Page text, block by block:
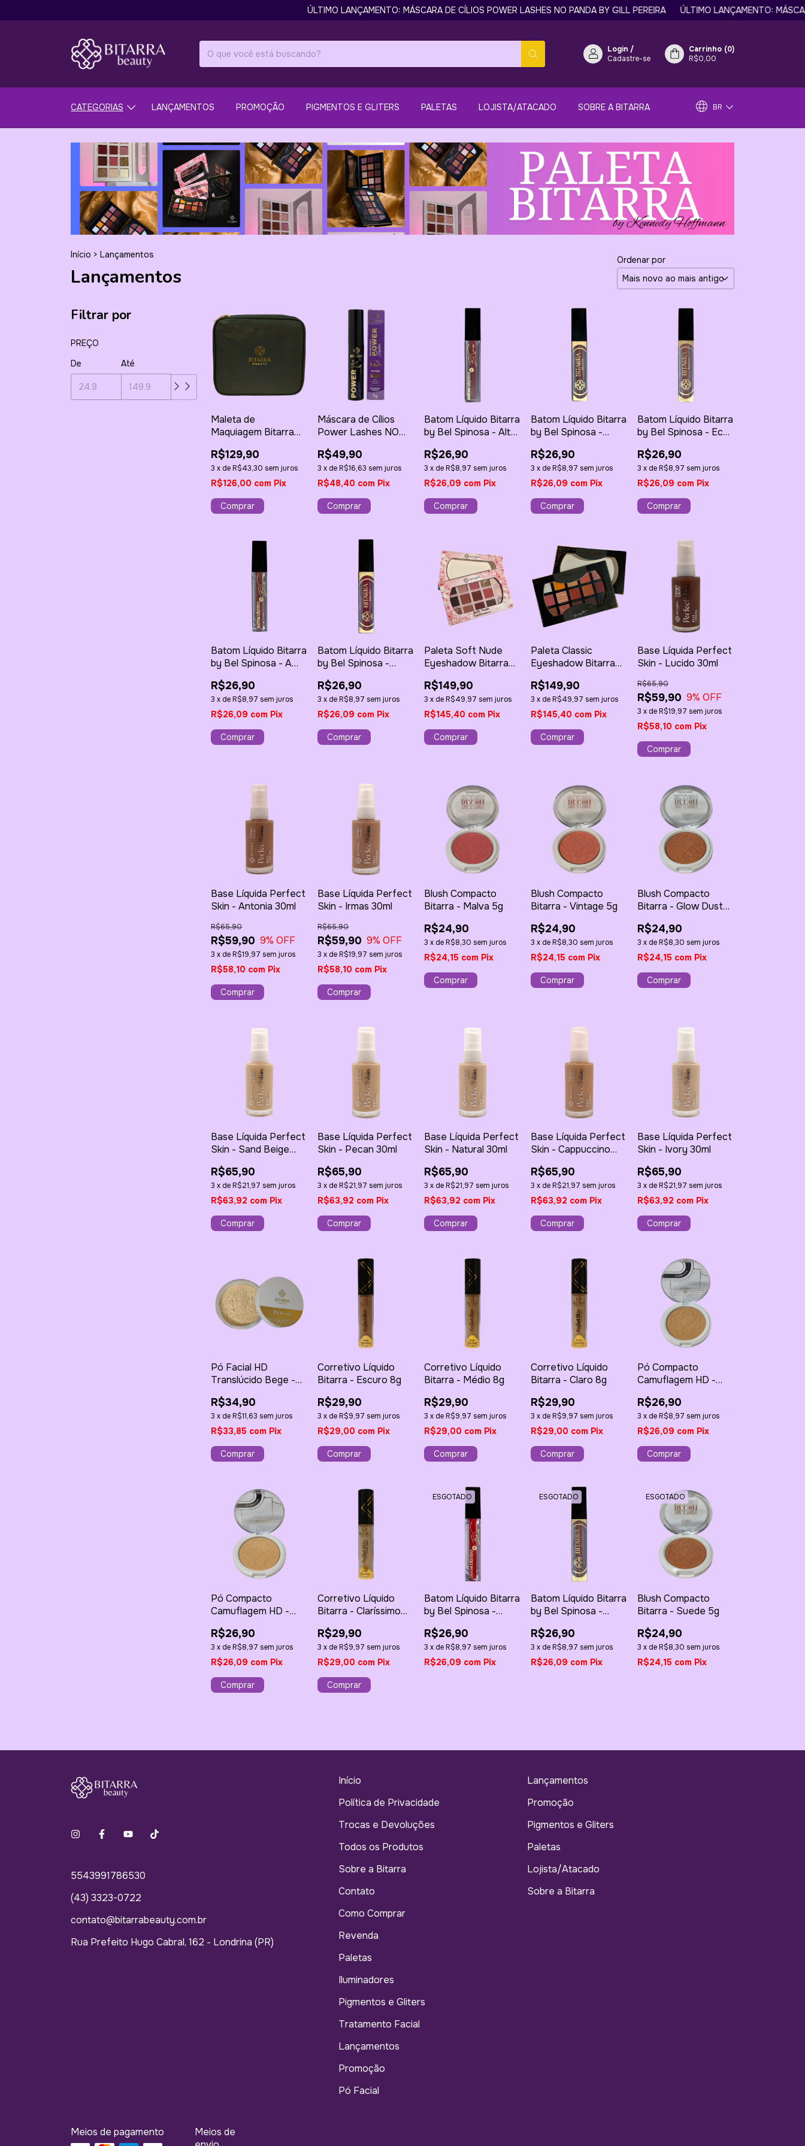
ÚLTIMO LANÇAMENTO: MÁSCARA DE CÍLIOS POWER LASHES NO PANDA BY GILL PEREIRA ÚLTIMO LANÇAMENTO: MÁSCARA
Login /
Cadastre-se
Carrinho (0)
R$0,00
CATEGORIAS LANÇAMENTOS PROMOÇÃO PIGMENTOS E GLITERS PALETAS LOJISTA/ATACADO SOBRE A BITARRA BR
Início > Lançamentos
Lançamentos
Ordenar por
Filtrar por
PREÇO
De
Até
Maleta de
Maquiagem Bitarra
R$129,90
3 x deR$43,30 sem juros
R$126,00 com Pix
Máscara de Cílios
Power Lashes NO
Pereira
R$49,90
3 x deR$16,63 sem juros
R$48,40 com Pix
Batom Líquido Bitarra
by Bel Spinosa - Alta
R$26,90
3 x deR$8,97 sem juros
R$26,09 com Pix
Batom Líquido Bitarra
by Bel Spinosa -
R$26,90
3 x deR$8,97 sem juros
R$26,09 com Pix
Batom Líquido Bitarra
by Bel Spinosa - Eco
R$26,90
3 x deR$8,97 sem juros
R$26,09 com Pix
Batom Líquido Bitarra
by Bel Spinosa - A
R$26,90
3 x deR$8,97 sem juros
R$26,09 com Pix
Batom Líquido Bitarra
by Bel Spinosa -
R$26,90
3 x deR$8,97 sem juros
R$26,09 com Pix
Paleta Soft Nude
Eyeshadow Bitarra
Hoffmann
R$149,90
3 x deR$49,97 sem juros
R$145,40 com Pix
Paleta Classic
Eyeshadow Bitarra
Hoffmann
R$149,90
3 x deR$49,97 sem juros
R$145,40 com Pix
Base Líquida Perfect
Skin - Lucido 30ml
R$59,90
R$65,90
9% OFF
3 x deR$19,97 sem juros
R$58,10 com Pix
Base Líquida Perfect
Skin - Antonia 30ml
R$59,90
R$65,90
9% OFF
3 x deR$19,97 sem juros
R$58,10 com Pix
Base Líquida Perfect
Skin - Irmas 30ml
R$59,90
R$65,90
9% OFF
3 x deR$19,97 sem juros
R$58,10 com Pix
Blush Compacto
Bitarra - Malva 5g
R$24,90
3 x deR$8,30 sem juros
R$24,15 com Pix
Blush Compacto
Bitarra - Vintage 5g
R$24,90
3 x deR$8,30 sem juros
R$24,15 com Pix
Blush Compacto
Bitarra - Glow Dust
R$24,90
3 x deR$8,30 sem juros
R$24,15 com Pix
Base Líquida Perfect
Skin - Sand Beige
R$65,90
3 x deR$21,97 sem juros
R$63,92 com Pix
Base Líquida Perfect
Skin - Pecan 30ml
R$65,90
3 x deR$21,97 sem juros
R$63,92 com Pix
Base Líquida Perfect
Skin - Natural 30ml
R$65,90
3 x deR$21,97 sem juros
R$63,92 com Pix
Base Líquida Perfect
Skin - Cappuccino
R$65,90
3 x deR$21,97 sem juros
R$63,92 com Pix
Base Líquida Perfect
Skin - Ivory 30ml
R$65,90
3 x deR$21,97 sem juros
R$63,92 com Pix
Pó Facial HD
Translúcido Bege -
R$34,90
3 x deR$11,63 sem juros
R$33,85 com Pix
Corretivo Líquido
Bitarra - Escuro 8g
R$29,90
3 x deR$9,97 sem juros
R$29,00 com Pix
Corretivo Líquido
Bitarra - Médio 8g
R$29,90
3 x deR$9,97 sem juros
R$29,00 com Pix
Corretivo Líquido
Bitarra - Claro 8g
R$29,90
3 x deR$9,97 sem juros
R$29,00 com Pix
Pó Compacto
Camuflagem HD -
R$26,90
3 x deR$8,97 sem juros
R$26,09 com Pix
Pó Compacto
Camuflagem HD -
R$26,90
3 x deR$8,97 sem juros
R$26,09 com Pix
Corretivo Líquido
Bitarra - Claríssimo
R$29,90
3 x deR$9,97 sem juros
R$29,00 com Pix
ESGOTADO
Batom Líquido Bitarra
by Bel Spinosa -
R$26,90
3 x deR$8,97 sem juros
R$26,09 com Pix
ESGOTADO
Batom Líquido Bitarra
by Bel Spinosa -
Life 4g
R$26,90
3 x deR$8,97 sem juros
R$26,09 com Pix
ESGOTADO
Blush Compacto
Bitarra - Suede 5g
R$24,90
3 x deR$8,30 sem juros
R$24,15 com Pix
5543991786530
(43) 3323-0722
contato@bitarrabeauty.com.br
Rua Prefeito Hugo Cabral, 162 - Londrina (PR)
Início
Política de Privacidade
Trocas e Devoluções
Todos os Produtos
Sobre a Bitarra
Contato
Como Comprar
Revenda
Paletas
Iluminadores
Pigmentos e Gliters
Tratamento Facial
Lançamentos
Promoção
Pó Facial
Lançamentos
Promoção
Pigmentos e Gliters
Paletas
Lojista/Atacado
Sobre a Bitarra
Meios de pagamento
Meios de